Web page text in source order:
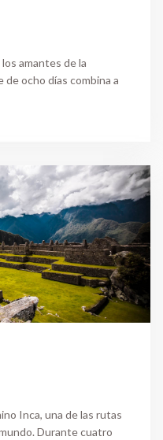
amantes de la
ocho días combina a
Inca, una de las rutas
Durante cuatro